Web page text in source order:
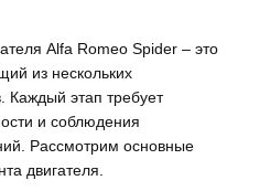
Alfa Romeo Spider – это
из нескольких
Каждый этап требует
и соблюдения
Рассмотрим основные
двигателя.